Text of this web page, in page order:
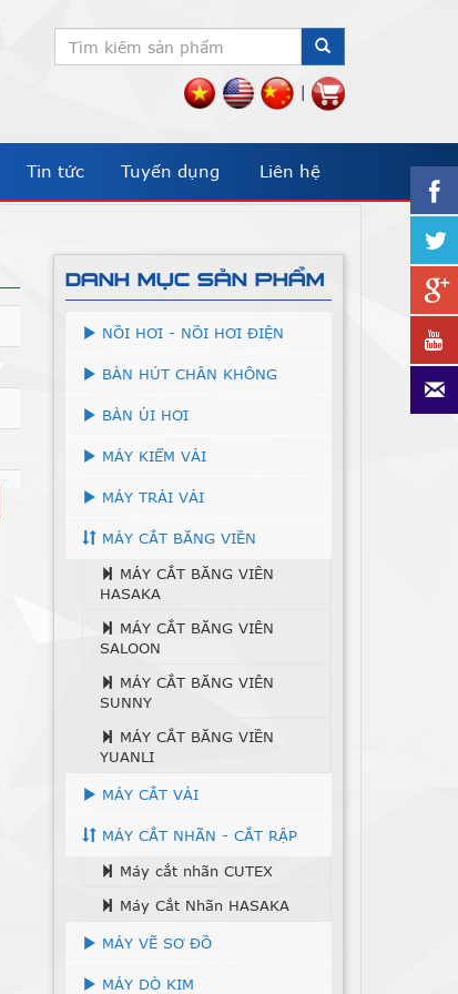
|
Tin tức Tuyển dụng Liên hệ
DANH MỤC SẢN PHẨM
NỒI HƠI - NỒI HƠI ĐIỆN
BÀN HÚT CHÂN KHÔNG
BÀN ỦI HƠI
MÁY KIỂM VẢI
MÁY TRẢI VẢI
MÁY CẮT BĂNG VIỀN
MÁY CẮT BĂNG VIÊN
HASAKA
MÁY CẮT BĂNG VIÊN
SALOON
MÁY CẮT BĂNG VIÊN
SUNNY
MÁY CẮT BĂNG VIỀN
YUANLI
MÁY CẮT VẢI
MÁY CẮT NHÃN - CẮT RẬP
Máy cắt nhãn CUTEX
Máy Cắt Nhãn HASAKA
MÁY VẼ SƠ ĐỒ
MÁY DÒ KIM